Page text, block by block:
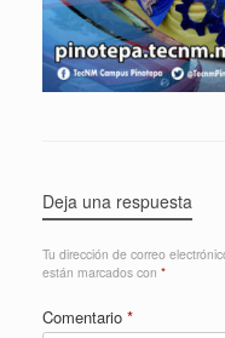
Deja una respuesta
Tu dirección de correo
están marcados con *
Comentario *